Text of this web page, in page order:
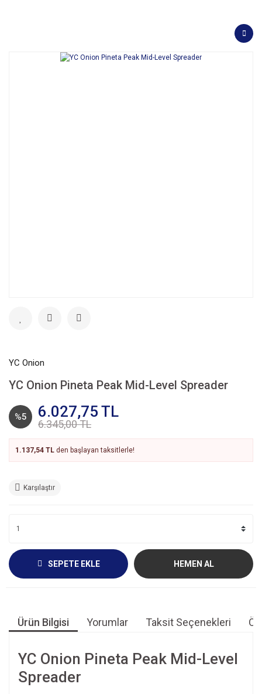
YC Onion
YC Onion Pineta Peak Mid-Level Spreader
%5 6.027,75 TL
6.345,00 TL
1.137,54 TL den başlayan taksitlerle!
Karşılaştır
SEPETE EKLE HEMEN AL
Ürün Bilgisi Yorumlar Taksit Seçenekleri
YC Onion Pineta Peak Mid-Level
Spreader